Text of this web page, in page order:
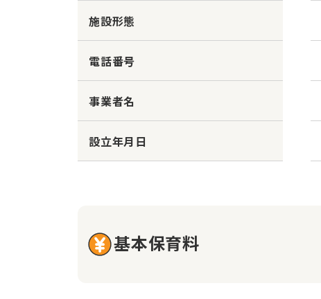
施設形態
電話番号
事業者名
設立年月日
基本保育料